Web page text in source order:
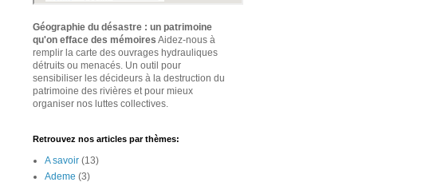
Géographie du désastre : un patrimoine
qu'on efface des mémoires Aidez-nous à
remplir la carte des ouvrages hydrauliques
détruits ou menacés. Un outil pour
sensibiliser les décideurs à la destruction du
patrimoine des rivières et pour mieux
organiser nos luttes collectives.
Retrouvez nos articles par thèmes:
A savoir (13)
Ademe (3)